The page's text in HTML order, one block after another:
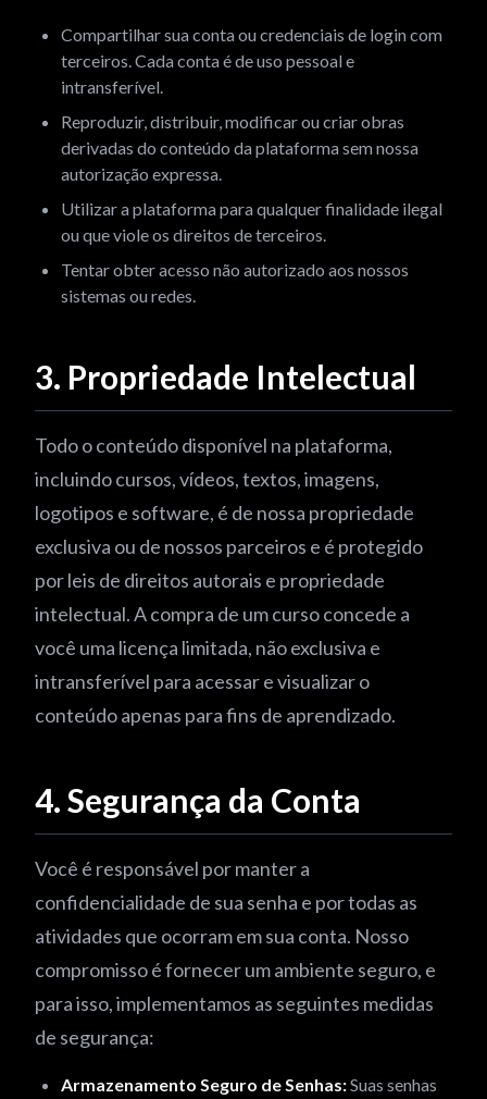
Compartilhar sua conta ou credenciais de login com
terceiros. Cada conta é de uso pessoal e
intransferível.
Reproduzir, distribuir, modificar ou criar obras
derivadas do conteúdo da plataforma sem nossa
autorização expressa.
Utilizar a plataforma para qualquer finalidade ilegal
ou que viole os direitos de terceiros.
Tentar obter acesso não autorizado aos nossos
sistemas ou redes.
3. Propriedade Intelectual
Todo o conteúdo disponível na plataforma,
incluindo cursos, vídeos, textos, imagens,
logotipos e software, é de nossa propriedade
exclusiva ou de nossos parceiros e é protegido
por leis de direitos autorais e propriedade
intelectual. A compra de um curso concede a
você uma licença limitada, não exclusiva e
intransferível para acessar e visualizar o
conteúdo apenas para fins de aprendizado.
4. Segurança da Conta
Você é responsável por manter a
confidencialidade de sua senha e por todas as
atividades que ocorram em sua conta. Nosso
compromisso é fornecer um ambiente seguro, e
para isso, implementamos as seguintes medidas
de segurança:
Armazenamento Seguro de Senhas:Suas senhas